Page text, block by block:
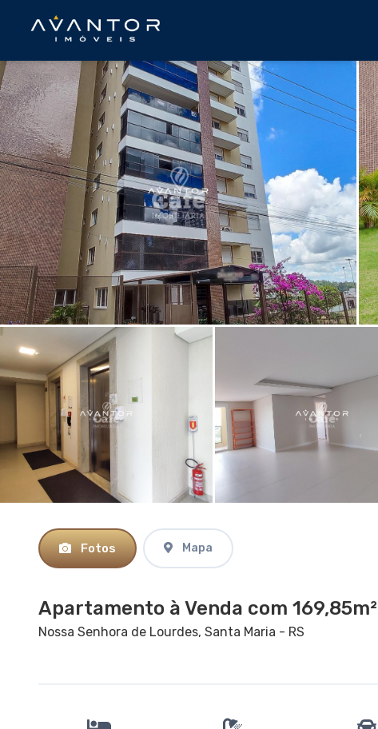
Fotos Mapa
Apartamento à Venda com
Nossa Senhora de Lourdes, Santa Maria - RS